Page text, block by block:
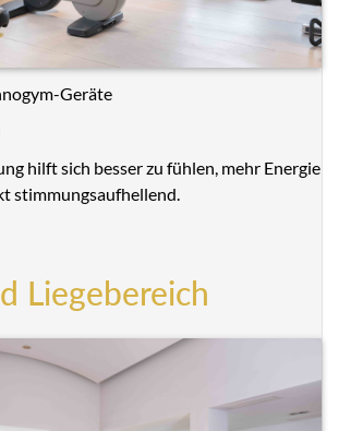
Geräte
hilft sich besser zu fühlen, mehr Energie
stimmungsaufhellend.
Liegebereich